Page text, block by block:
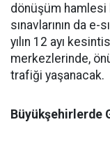
dönüşüm hamlesi
sınavlarının da
yılın 12 ayı
merkezlerinde,
trafiği yaşanacak.
Büyükşehirlerde